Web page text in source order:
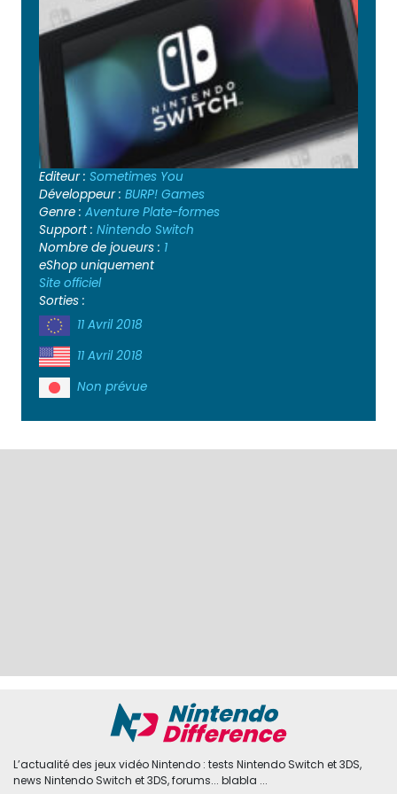
Editeur : Sometimes You
Développeur : BURP! Games
Genre : Aventure Plate-formes
Support : Nintendo Switch
Nombre de joueurs : 1
eShop uniquement
Site officiel
Sorties :
11 Avril 2018
11 Avril 2018
Non prévue
L’actualité des jeux vidéo Nintendo : tests Nintendo Switch et 3DS,
news Nintendo Switch et 3DS, forums... blabla ...